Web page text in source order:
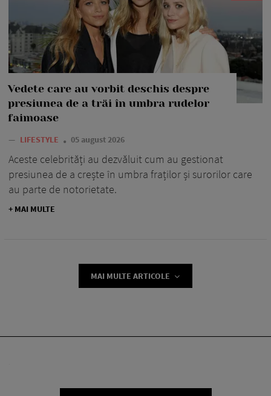
Vedete care au vorbit deschis despre
presiunea de a trăi în umbra rudelor
faimoase
— LIFESTYLE 05 august 2026
Aceste celebrități au dezvăluit cum au gestionat
presiunea de a crește în umbra fraților și surorilor care
au parte de notorietate.
+ MAI MULTE
MAI MULTE ARTICOLE